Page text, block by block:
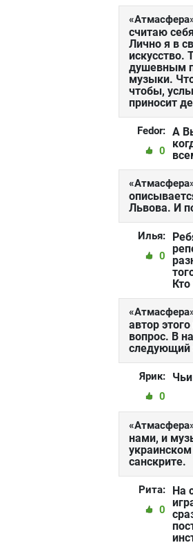
считаю
Лично я в
искусство.
душевным
музыки.
чтобы,
приносит
Fedor:
0
А
Львова. И
Илья:
0
автор
вопрос. В
следующий
Ярик:
0
нами, и
санскрите.
Рита:
0
На